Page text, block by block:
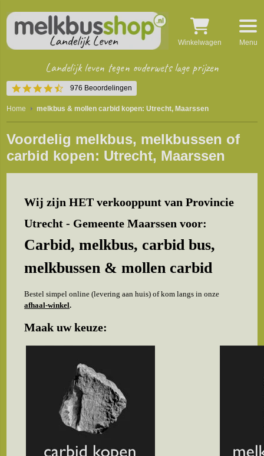
4.5
star
rating
976 Beoordelingen
Landelijk leven tegen ouderwets lage prijzen
Winkelwagen Menu
Home melkbus & mollen carbid kopen: Utrecht, Maarssen
Voordelig melkbus, melkbussen of
carbid kopen: Utrecht, Maarssen
Wij zijn HET verkooppunt van Provincie
Utrecht - Gemeente Maarssen voor:
Carbid, melkbus, carbid bus,
melkbussen & mollen carbid
Bestel simpel online (levering aan huis) of kom langs in onze
afhaal-winkel.
Maak uw keuze: